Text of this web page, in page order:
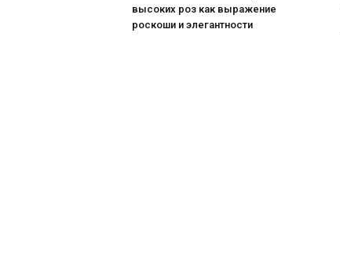
высоких роз как выражение
роскоши и элегантности